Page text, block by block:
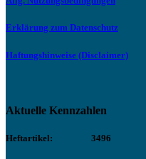
Erklärung zum Datenschutz
Haftungshinweise (Disclaimer)
Aktuelle Kennzahlen
Heftartikel: 3496